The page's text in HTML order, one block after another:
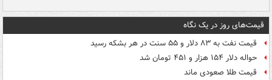
قیمت‌های روز در یک نگاه
قیمت نفت به ۸۳ دلار و ۵۵ سنت در هر بشکه رسید
حواله دلار ۱۵۴ هزار و ۴۵۱ تومان شد
قیمت طلا صعودی ماند